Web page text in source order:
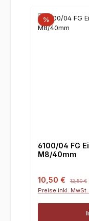
%
6100/04 FG
M8/40mm
Verkaufspreis:
10,50 € 12,50 €
Preise inkl.